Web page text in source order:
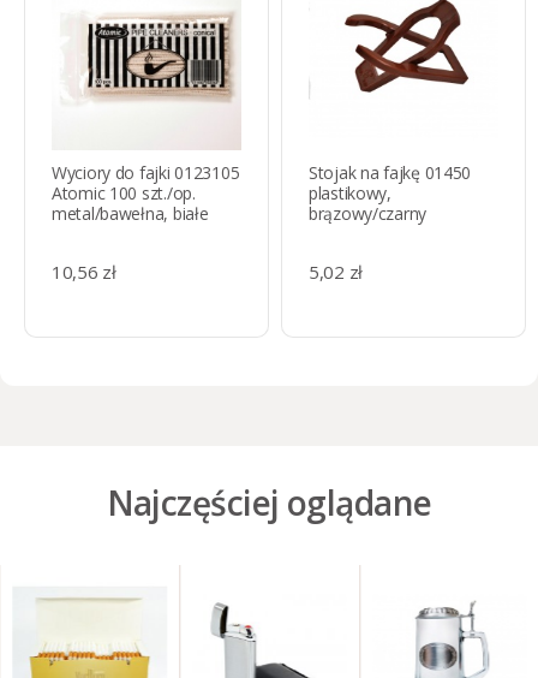
Wyciory do fajki 0123105
Atomic 100 szt./op.
metal/bawełna, białe
10,56 zł
Stojak na fajkę 01450
plastikowy,
brązowy/czarny
5,02 zł
Najczęściej oglądane